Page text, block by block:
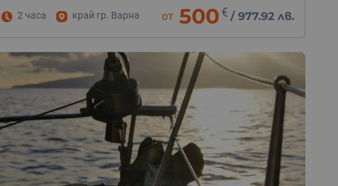
2 часа край гр. Варна от 500 € / 977.92 лв.